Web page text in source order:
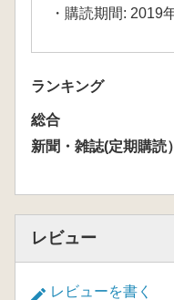
・購読期間: 2019
ランキング
総合
新聞・雑誌(定期購読）
レビュー
レビューを書く